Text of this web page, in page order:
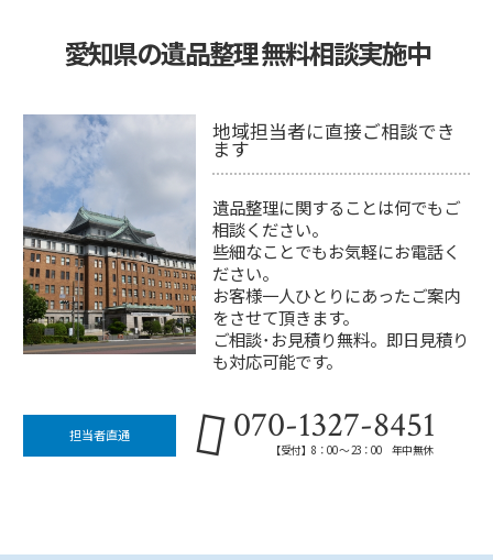
愛知県の遺品整理 無料相談実施中
地域担当者に直接ご相談でき
ます
遺品整理に関することは何でもご
相談ください。
些細なことでもお気軽にお電話く
ださい。
お客様一人ひとりにあったご案内
をさせて頂きます。
ご相談･お見積り無料。即日見積り
も対応可能です。
担当者直通 070-1327-8451
【受付】8：00 ～ 23：00 年中無休